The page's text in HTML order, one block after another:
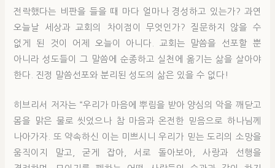
전락했다는 비판을 들을 때 마다 얼마나 경성하고 있는가? 과연
오늘날 세상과 교회의 차이점이 무엇인가? 질문하지 않을 수
없게 된 것이 어제 오늘이 아니다. 교회는 말씀을 선포할 뿐
아니라 성도들이 그 말씀에 순종하고 실천에 옮기는 삶을 살아야
한다. 진정 말씀선포와 분리된 성도의 삶은 있을 수 없다!
히브리서 저자는 “우리가 마음에 뿌림을 받아 양심의 악을 깨닫고
몸을 맑은 물로 씻었으나 참 마음과 온전한 믿음으로 하나님께
나아가자. 또 약속하신 이는 미쁘시니 우리가 믿는 도리의 소망을
움직이지 말고, 굳게 잡아, 서로 돌아보아, 사랑과 선행을